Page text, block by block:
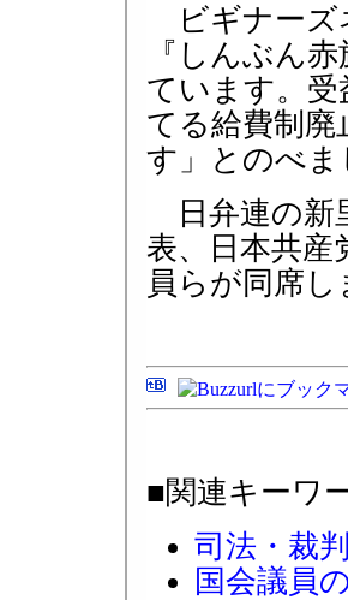
ビギナーズ
『しんぶん
ています。
てる給費制
す」とのべま
日弁連の新
表、日本共産
員らが同席
■関連キーワ
司法・裁
国会議員